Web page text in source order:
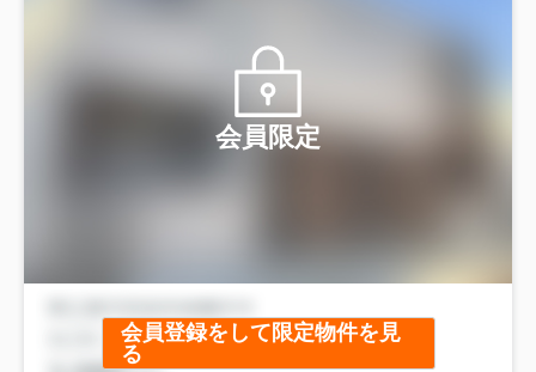
会員限定
会員登録をして限定物件を見
る